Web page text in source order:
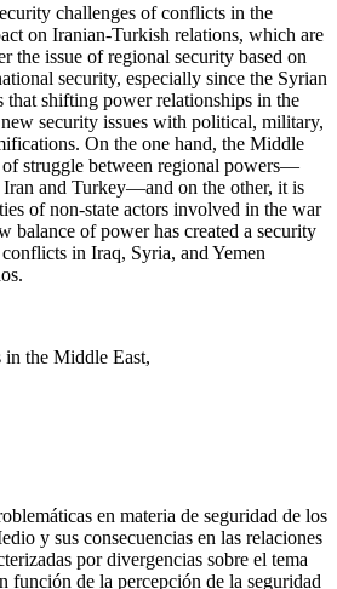
challenges of conflicts in the
on Iranian-Turkish relations, which are
the issue of regional security based on
security, especially since the Syrian
shifting power relationships in the
security issues with political, military,
On the one hand, the Middle
struggle between regional powers—
and Turkey—and on the other, it is
of non-state actors involved in the war
balance of power has created a security
in Iraq, Syria, and Yemen
in the Middle East,
en materia de seguridad de los
y sus consecuencias en las relaciones
por divergencias sobre el tema
función de la percepción de la seguridad